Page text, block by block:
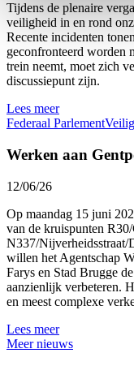
Tijdens de plenaire
veiligheid in en rond
Recente incidenten
geconfronteerd worden
trein neemt, moet zich
discussiepunt zijn.
Lees meer
Federaal Parlement
Werken aan
12/06/26
Op maandag 15 juni
van de kruispunten
N337/Nijverheidsstraat/
willen het Agentschap
Farys en Stad Brugge
aanzienlijk verbeteren.
en meest complexe
Lees meer
Meer nieuws